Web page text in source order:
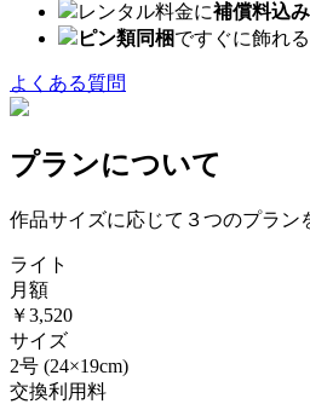
レンタル料金に補償料込み
ピン類同梱ですぐに飾れる
よくある質問
プランについて
作品サイズに応じて３つのプラン
ライト
月額
￥3,520
サイズ
2号 (24×19cm)
交換利用料